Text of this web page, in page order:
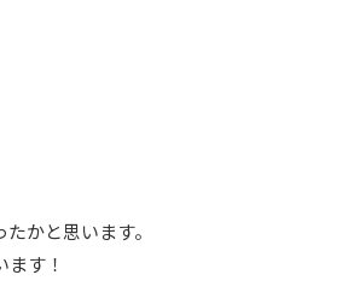
かと思います。
す！